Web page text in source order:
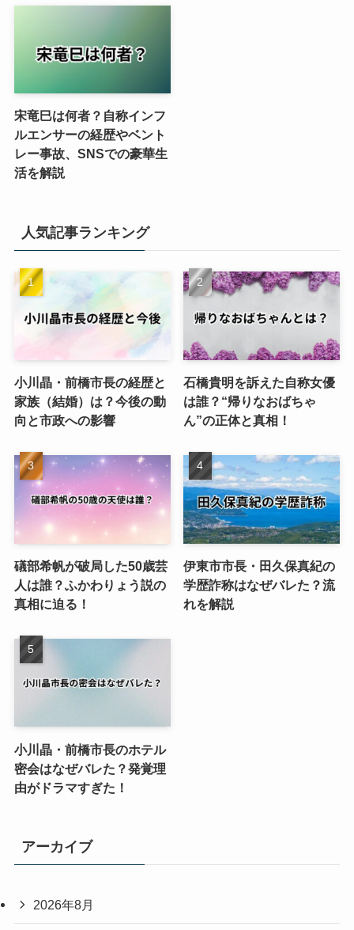
宋竜巳は何者？自称インフ
ルエンサーの経歴やベント
レー事故、SNSでの豪華生
活を解説
人気記事ランキング
小川晶・前橋市長の経歴と
家族（結婚）は？今後の動
向と市政への影響
石橋貴明を訴えた自称女優
は誰？“帰りなおばちゃ
ん”の正体と真相！
礒部希帆が破局した50歳芸
人は誰？ふかわりょう説の
真相に迫る！
伊東市市長・田久保真紀の
学歴詐称はなぜバレた？流
れを解説
小川晶・前橋市長のホテル
密会はなぜバレた？発覚理
由がドラマすぎた！
アーカイブ
2026年8月